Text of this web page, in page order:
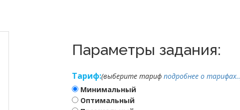
Параметры задания:
Тариф:(выберите тариф подробнее о тарифах..
Минимальный
Оптимальный